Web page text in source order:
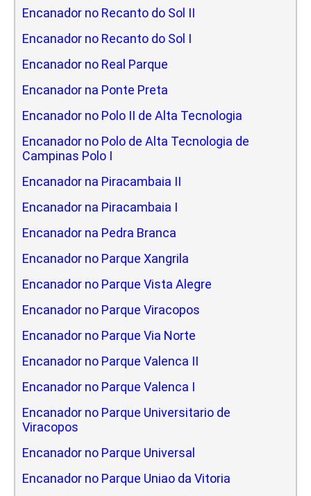
Encanador no Recanto do Sol II
Encanador no Recanto do Sol I
Encanador no Real Parque
Encanador na Ponte Preta
Encanador no Polo II de Alta Tecnologia
Encanador no Polo de Alta Tecnologia de
Campinas Polo I
Encanador na Piracambaia II
Encanador na Piracambaia I
Encanador na Pedra Branca
Encanador no Parque Xangrila
Encanador no Parque Vista Alegre
Encanador no Parque Viracopos
Encanador no Parque Via Norte
Encanador no Parque Valenca II
Encanador no Parque Valenca I
Encanador no Parque Universitario de
Viracopos
Encanador no Parque Universal
Encanador no Parque Uniao da Vitoria